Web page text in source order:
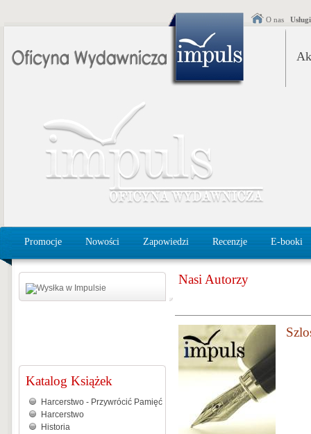
O nas
Promocje Nowości Zapowiedzi Recenzje E-booki
Katalog Książek
Harcerstwo - Przywrócić Pamięć
Harcerstwo
Historia
Nasi Autorzy